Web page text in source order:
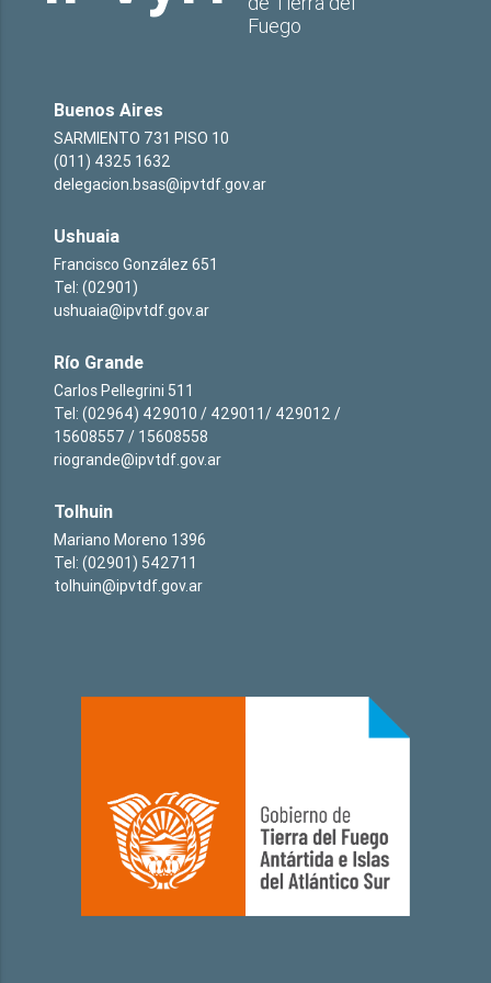
Fuego
Buenos Aires
SARMIENTO 731 PISO 10
(011) 4325 1632
delegacion.bsas@ipvtdf.gov.ar
Ushuaia
Francisco González 651
Tel: (02901)
ushuaia@ipvtdf.gov.ar
Río Grande
Carlos Pellegrini 511
Tel: (02964) 429010 / 429011/ 429012 /
15608557 / 15608558
riogrande@ipvtdf.gov.ar
Tolhuin
Mariano Moreno 1396
Tel: (02901) 542711
tolhuin@ipvtdf.gov.ar